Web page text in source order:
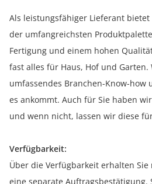
Als leistungsfähiger Lieferant
der umfangreichsten
Fertigung und einem hohen
fast alles für Haus, Hof und
umfassendes Branchen-Know-how
es ankommt. Auch für Sie haben
und wenn nicht, lassen wir diese
Verfügbarkeit:
Über die Verfügbarkeit erhalten
eine separate Auftragsbestätigung.